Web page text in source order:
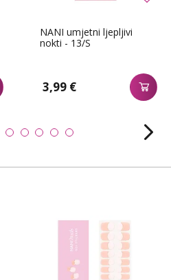
NANI umjetni ljepljivi
nokti - 13/S
3,99 €